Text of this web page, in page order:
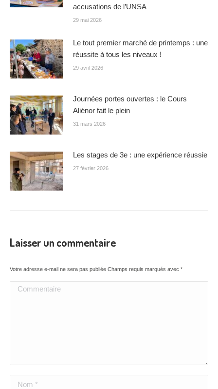
accusations de l’UNSA
29 mai 2026
Le tout premier marché de printemps : une
réussite à tous les niveaux !
29 avril 2026
Journées portes ouvertes : le Cours
Aliénor fait le plein
31 mars 2026
Les stages de 3e : une expérience réussie
27 février 2026
Laisser un commentaire
Votre adresse e-mail ne sera pas publiée Champs requis marqués avec *
Commentaire
Nom *